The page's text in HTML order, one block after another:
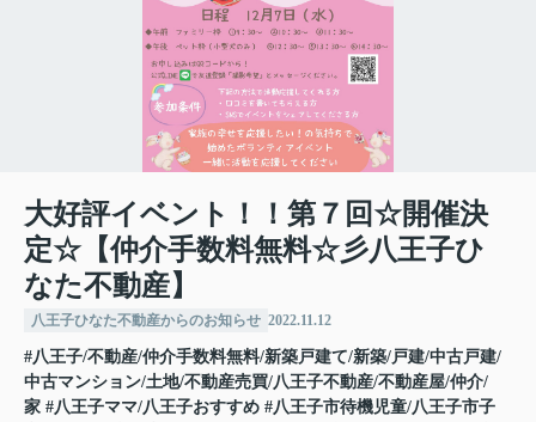
大好評イベント！！第７回☆開催決
定☆【仲介手数料無料☆彡八王子ひ
なた不動産】
八王子ひなた不動産からのお知らせ 2022.11.12
#八王子/不動産/仲介手数料無料/新築戸建て/新築/戸建/中古戸建/
中古マンション/土地/不動産売買/八王子不動産/不動産屋/仲介/
家 #八王子ママ/八王子おすすめ #八王子市待機児童/八王子市子